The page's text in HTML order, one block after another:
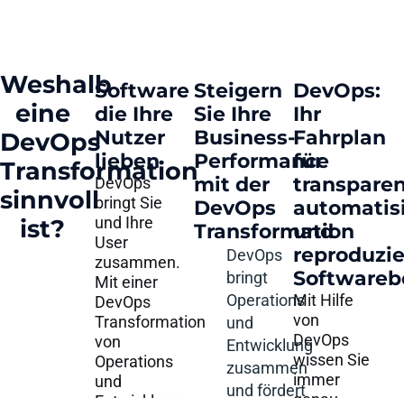
Weshalb
eine
DevOps
Transformation
sinnvoll
ist?
Steigern
Sie Ihre
Business-
Performance
mit der
DevOps
Transformation​
DevOps
bringt
Operations
und
Entwicklung
zusammen
und fördert
Software
die Ihre
Nutzer
lieben​
DevOps
bringt Sie
und Ihre
User
zusammen.
Mit einer
DevOps
Transformation
von
Operations
und
DevOps:
Ihr
Fahrplan
für
und
Mit Hilfe
von
DevOps
wissen Sie
immer